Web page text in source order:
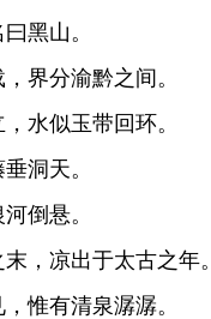
黑山。
界分渝黔之间。
水似玉带回环。
洞天。
倒悬。
，凉出于太古之年。
惟有清泉潺潺。